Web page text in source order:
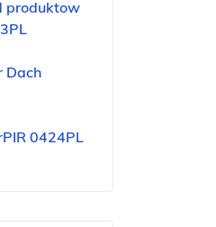
produktow
Dach
0424PL